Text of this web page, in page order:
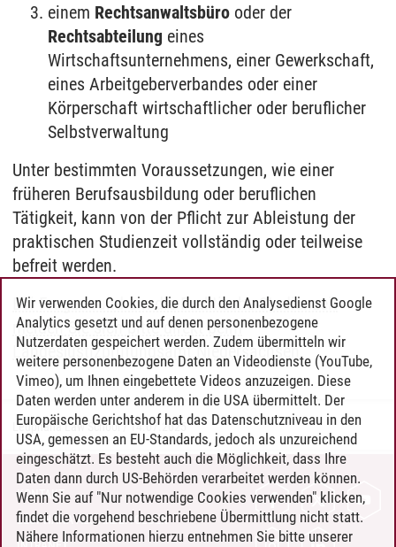
einem Rechtsanwaltsbüro oder der
Rechtsabteilung eines
Wirtschaftsunternehmens, einer Gewerkschaft,
eines Arbeitgeberverbandes oder einer
Körperschaft wirtschaftlicher oder beruflicher
Selbstverwaltung
Unter bestimmten Voraussetzungen, wie einer
früheren Berufsausbildung oder beruflichen
Tätigkeit, kann von der Pflicht zur Ableistung der
praktischen Studienzeit vollständig oder teilweise
befreit werden.
Bei Fragen rund um die Praktische Studienzeit
melden Sie sich bitte direkt beim
Landesjustizprüfungsamt Niedersachsen.
Leuphana Law School/14.07.2025
KONTAKT
LEUPHANA ALS ARBEITGEBER
Wir verwenden Cookies, die durch den Analysedienst Google
Analytics gesetzt und auf denen personenbezogene
Nutzerdaten gespeichert werden. Zudem übermitteln wir
weitere personenbezogene Daten an Videodienste (YouTube,
Vimeo), um Ihnen eingebettete Videos anzuzeigen. Diese
Daten werden unter anderem in die USA übermittelt. Der
Europäische Gerichtshof hat das Datenschutzniveau in den
USA, gemessen an EU-Standards, jedoch als unzureichend
eingeschätzt. Es besteht auch die Möglichkeit, dass Ihre
Daten dann durch US-Behörden verarbeitet werden können.
Wenn Sie auf "Nur notwendige Cookies verwenden" klicken,
findet die vorgehend beschriebene Übermittlung nicht statt.
Nähere Informationen hierzu entnehmen Sie bitte unserer